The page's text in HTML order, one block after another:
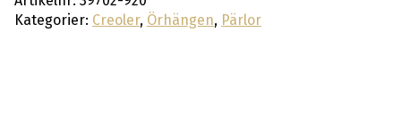
Kategorier: Creoler, Örhängen, Pärlor